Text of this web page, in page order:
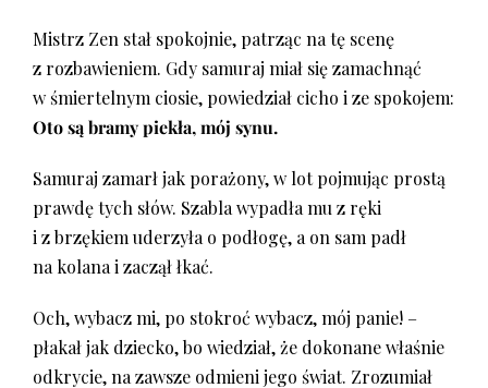
Mistrz Zen stał spokojnie, patrząc na tę scenę
z rozbawieniem. Gdy samuraj miał się zamachnąć
w śmiertelnym ciosie, powiedział cicho i ze spokojem:
Oto są bramy piekła, mój synu.
Samuraj zamarł jak porażony, w lot pojmując prostą
prawdę tych słów. Szabla wypadła mu z ręki
i z brzękiem uderzyła o podłogę, a on sam padł
na kolana i zaczął łkać.
Och, wybacz mi, po stokroć wybacz, mój panie! –
płakał jak dziecko, bo wiedział, że dokonane właśnie
odkrycie, na zawsze odmieni jego świat. Zrozumiał